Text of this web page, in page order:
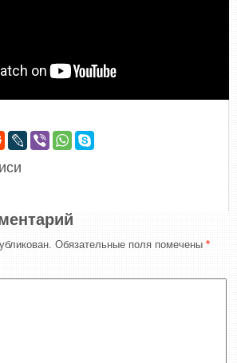
Обязательные поля помечены *